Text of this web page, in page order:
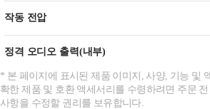
작동 전압
정격 오디오 출력(내부)
* 본 페이지에 표시된 제품 이미지, 사양, 기능 및
확한 제품 및 호환 액세서리를 수령하려면 주문
사항을 수정할 권리를 보유합니다.